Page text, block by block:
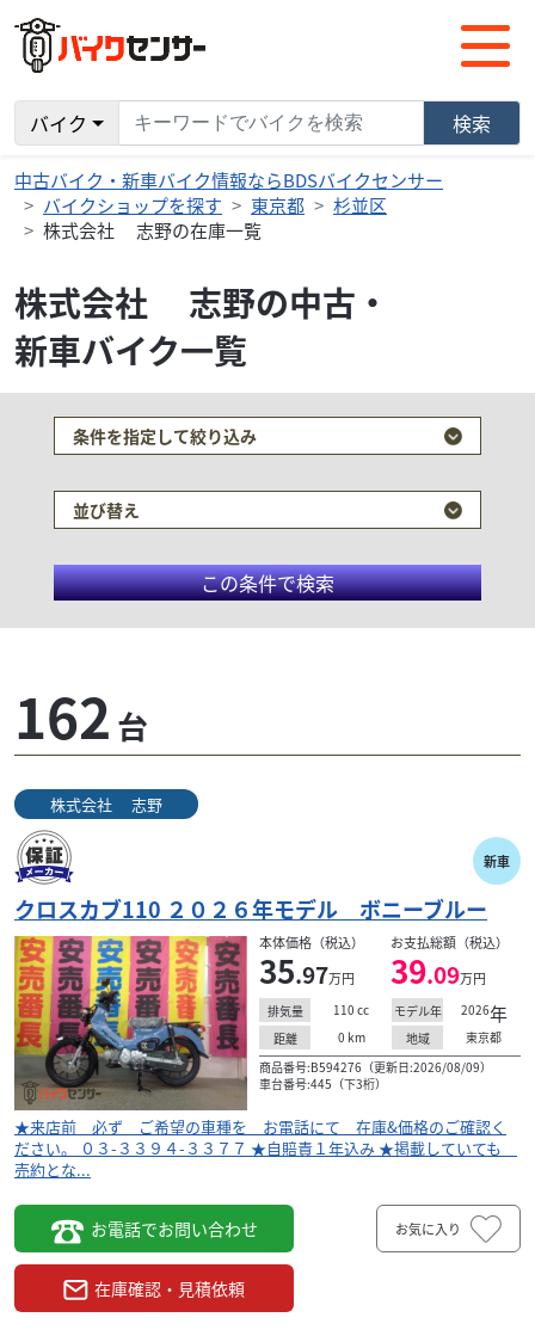
バイク 検索
中古バイク・新車バイク情報ならBDSバイクセンサー
バイクショップを探す
東京都
杉並区
株式会社 志野の在庫一覧
株式会社 志野の中古・
新車バイク一覧
株式会社 志野
東京都杉並区のスズキ・ヤマハ・ホンダ・正規代理店
「株式会社 志野（安売り番長）」です。 新車・中古
車販売はもちろん、関東運輸局認証工場完備。車検や
整...
検索条件でおすすめの車両
条件を指定して絞り込み
並び替え
この条件で検索
162 台
株式会社 志野
新車
クロスカブ110 ２０２６年モデル ボニーブルー
本体価格（税込）
35.97万円
お支払総額（税込）
39.09万円
排気量 110 cc モデル年 2026年
距離 0 km 地域
東京都
商品番号:B594276（更新日:2026/08/09）
車台番号:445（下3桁）
★来店前 必ず ご希望の車種を お電話にて 在庫&価格のご確認く
ださい。 ０３-３３９４-３３７７ ★自賠責１年込み ★掲載していても
売約とな...
お電話でお問い合わせ
在庫確認・見積依頼
お気に入り